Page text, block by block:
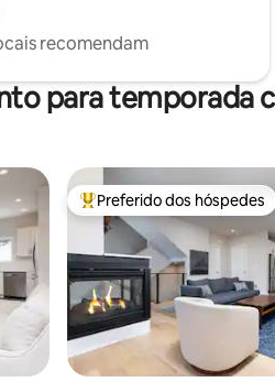
recomendam
para temporada
Entre os melhores
Preferido dos hóspedes